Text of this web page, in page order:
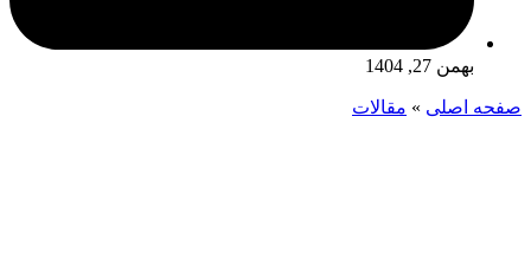
بهمن 27, 1404
صفحه اصلی » مقالات